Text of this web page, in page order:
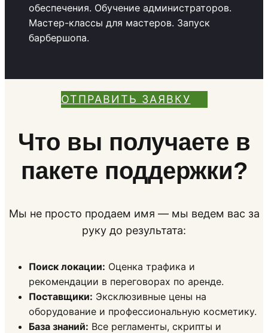
обеспечения. Обучение администраторов.
Мастер-классы для мастеров. Запуск
барбершопа.
ОТПРАВИТЬ ЗАЯВКУ
Что вы получаете в
пакете поддержки?
Мы не просто продаем имя — мы ведем вас за
руку до результата:
Поиск локации: Оценка трафика и
рекомендации в переговорах по аренде.
Поставщики: Эксклюзивные цены на
оборудование и профессиональную косметику.
База знаний: Все регламенты, скрипты и